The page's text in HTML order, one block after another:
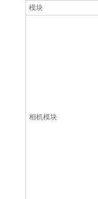
模块
相机模块